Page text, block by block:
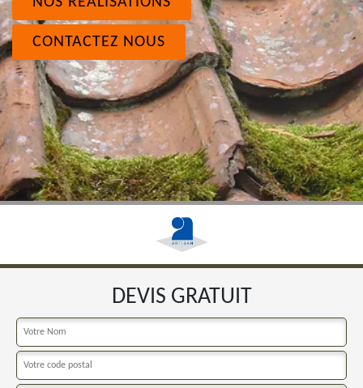
CONTACTEZ NOUS
DEVIS GRATUIT